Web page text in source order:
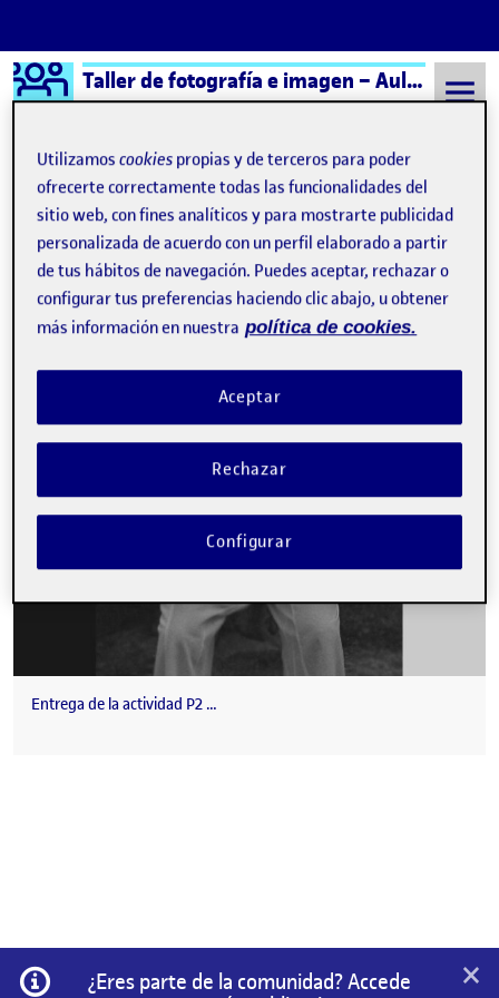
Saltar al contenido
Logo Ágora Taller de fotografía e imagen – Aula 2
Semestre 20231 - Aula 2 Entrega de la actividad P2
Entrega de la actividad P2
San Bao
Publicado por
Guadalupe Pinos Cañadilla
Fecha de publicación
comentario
Entrega de la actividad P2 …
Información
¿Eres parte de la comunidad? Accede
×
Utilizamoscookies propias y de terceros para poder
ofrecerte correctamente todas las funcionalidades del
sitio web, con fines analíticos y para mostrarte publicidad
personalizada de acuerdo con un perfil elaborado a partir
de tus hábitos de navegación. Puedes aceptar, rechazar o
configurar tus preferencias haciendo clic abajo, u obtener
más información en nuestra política de cookies.
Rechazar
Aceptar
Configurar